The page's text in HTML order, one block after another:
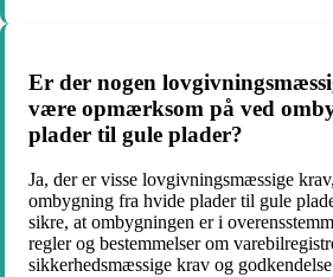
Er der nogen
være opmærksom på ved
plader til gule plader?
Ja, der er visse lovgivningsmæssige
ombygning fra hvide plader til gule
sikre, at ombygningen er i
regler og bestemmelser om
sikkerhedsmæssige krav og